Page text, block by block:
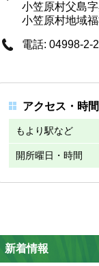
小笠原村父島
小笠原村地域
電話: 04998-2-
アクセス・時
もより駅など
開所曜日・時間
新着情報